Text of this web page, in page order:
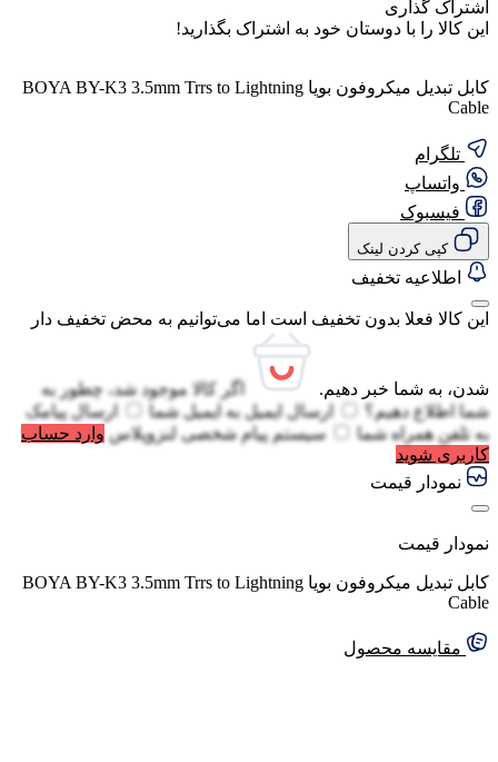
اشتراک گذاری
این کالا را با دوستان خود به اشتراک بگذارید!
کابل تبدیل میکروفون بویا BOYA BY-K3 3.5mm Trrs to Lightning
Cable
تلگرام
واتساپ
فیسبوک
کپی کردن لینک
اطلاعیه تخفیف
این کالا فعلا بدون تخفیف است اما می‌توانیم به محض تخفیف دار
شدن، به شما خبر دهیم.
اگر کالا موجود شد، چطور به
شما اطلاع دهیم؟
ارسال ایمیل به ایمیل شما
ارسال پیامک
به تلفن همراه شما سیستم پیام شخصی لنزوپلاس وارد حساب
کاربری شوید
نمودار قیمت
نمودار قیمت
کابل تبدیل میکروفون بویا BOYA BY-K3 3.5mm Trrs to Lightning
Cable
مقایسه محصول